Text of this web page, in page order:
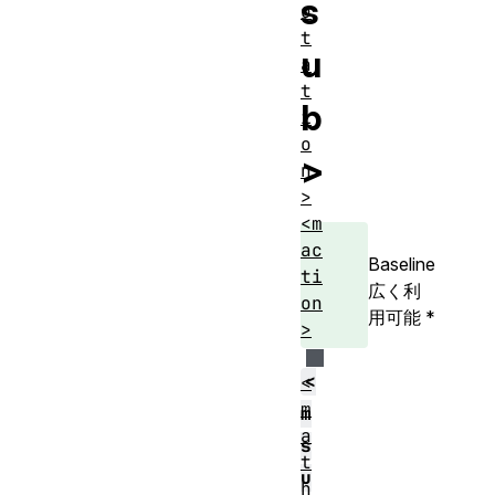
s
u
b
>
Baseline
広く利
用可能 *
<
m
s
u
o
t
a
t
i
o
n
>
<m
ac
ti
on
>
<
m
a
t
h